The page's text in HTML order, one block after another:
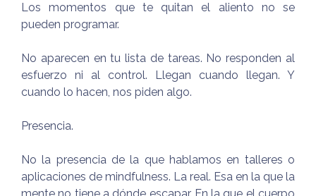
Los momentos que te quitan el aliento no se
pueden programar.
No aparecen en tu lista de tareas. No responden al
esfuerzo ni al control. Llegan cuando llegan. Y
cuando lo hacen, nos piden algo.
Presencia.
No la presencia de la que hablamos en talleres o
aplicaciones de mindfulness. La real. Esa en la que la